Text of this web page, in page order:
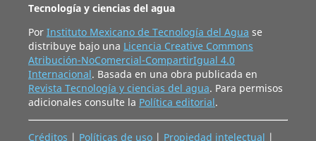
Tecnología y ciencias del agua
Por Instituto Mexicano de Tecnología del Agua se
distribuye bajo una Licencia Creative Commons
Atribución-NoComercial-CompartirIgual 4.0
Internacional. Basada en una obra publicada en
Revista Tecnología y ciencias del agua. Para permisos
adicionales consulte la Política editorial.
Créditos | Políticas de uso| Propiedad intelectual |